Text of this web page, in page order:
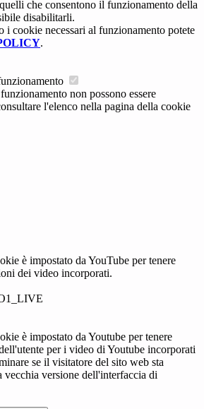
che consentono il funzionamento della
disabilitarli.
i cookie necessari al funzionamento potete
.
non possono essere
l'elenco nella pagina della cookie
è impostato da YouTube per tenere
dei video incorporati.
è impostato da Youtube per tenere
per i video di Youtube incorporati
se il visitatore del sito web sta
versione dell'interfaccia di